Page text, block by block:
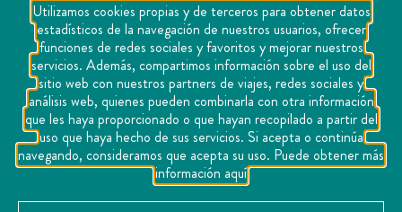
Copyright Querétaro Travel 2021 | v 1.1
Cookies
Aviso de privacidad
Utilizamos cookies propias y de terceros para obtener datos
estadísticos de la navegación de nuestros usuarios, ofrecer
funciones de redes sociales y favoritos y mejorar nuestros
servicios. Además, compartimos información sobre el uso del
sitio web con nuestros partners de viajes, redes sociales y
análisis web, quienes pueden combinarla con otra información
que les haya proporcionado o que hayan recopilado a partir del
uso que haya hecho de sus servicios. Si acepta o continúa
navegando, consideramos que acepta su uso. Puede obtener más
información aquí